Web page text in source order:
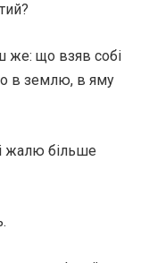
же: що взяв собі
в землю, в яму
жалю більше